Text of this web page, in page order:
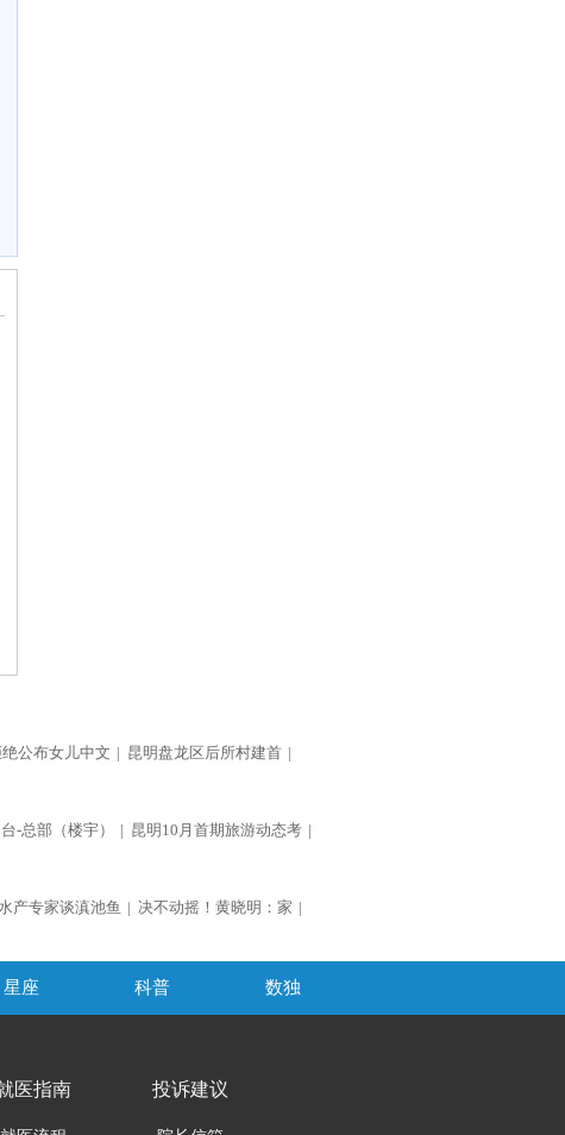
公布女儿中文 | 昆明盘龙区后所村建首 |
-总部（楼宇） | 昆明10月首期旅游动态考 |
产专家谈滇池鱼 | 决不动摇！黄晓明：家 |
星座 科普 数独
医指南 投诉建议